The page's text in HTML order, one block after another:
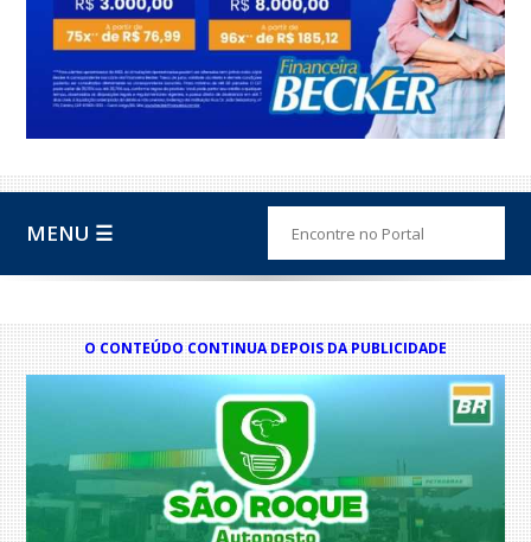
MENU ☰
O CONTEÚDO CONTINUA DEPOIS DA PUBLICIDADE